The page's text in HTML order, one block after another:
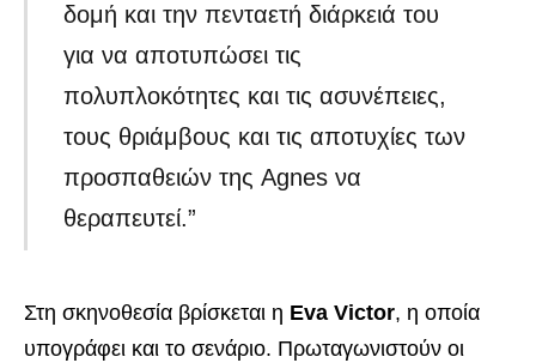
δομή και την πενταετή διάρκειά του
για να αποτυπώσει τις
πολυπλοκότητες και τις ασυνέπειες,
τους θριάμβους και τις αποτυχίες των
προσπαθειών της Agnes να
θεραπευτεί.”
Στη σκηνοθεσία βρίσκεται η Eva Victor, η οποία
υπογράφει και το σενάριο. Πρωταγωνιστούν οι